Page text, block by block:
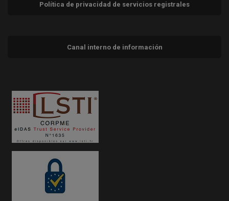
Política de privacidad de servicios registrales
Canal interno de información